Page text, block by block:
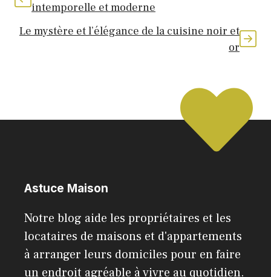
intemporelle et moderne
Le mystère et l’élégance de la cuisine noir et
or
Astuce Maison
Notre blog aide les propriétaires et les
locataires de maisons et d'appartements
à arranger leurs domiciles pour en faire
un endroit agréable à vivre au quotidien.